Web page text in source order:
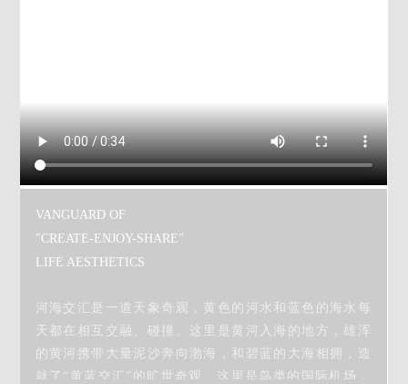
VANGUARD OF
"CREATE-ENJOY-SHARE"
LIFE AESTHETICS
河海交汇是一道天象奇观，黄色的河水和蓝色的海水每
天都在相互交融、碰撞。这里是黄河入海的地方，雄浑
的黄河携带大量泥沙奔向渤海，和碧蓝的大海相拥，造
就了“黄蓝交汇”的旷世奇观。这里是鸟类的国际机场，